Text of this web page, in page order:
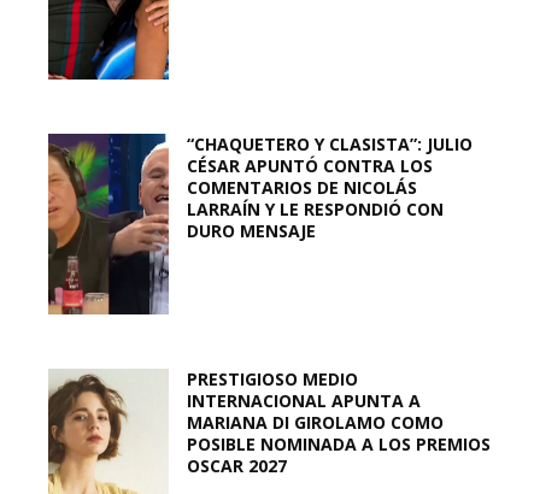
“CHAQUETERO Y CLASISTA”: JULIO
CÉSAR APUNTÓ CONTRA LOS
COMENTARIOS DE NICOLÁS
LARRAÍN Y LE RESPONDIÓ CON
DURO MENSAJE
PRESTIGIOSO MEDIO
INTERNACIONAL APUNTA A
MARIANA DI GIROLAMO COMO
POSIBLE NOMINADA A LOS PREMIOS
OSCAR 2027